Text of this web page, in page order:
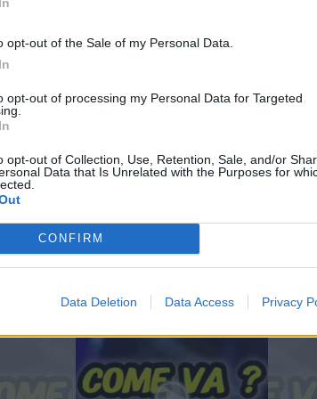
opt-out of the Sale of my Personal Data.
opt-out of processing my Personal Data for Targeted
opt-out of Collection, Use, Retention, Sale, and/or
Data that Is Unrelated with the Purposes for
CONFIRM
Data Deletion Data Access Privacy
☕️🥐
🤣🤣🤣